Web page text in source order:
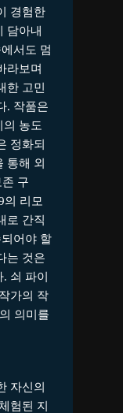
경험한
담아내
서도 멈
라보며
한 고민
. 작품은
의 농도
정화되
통해 외
구
의 리모
로 간직
어야 할
는 것은
쇠 파이
가의 작
의미를
자신의
험된 지